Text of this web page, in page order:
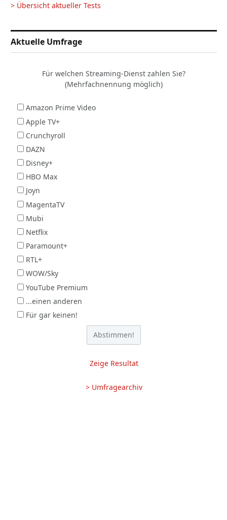
> Übersicht aktueller Tests
Aktuelle Umfrage
Für welchen Streaming-Dienst zahlen Sie?
(Mehrfachnennung möglich)
Amazon Prime Video
Apple TV+
Crunchyroll
DAZN
Disney+
HBO Max
Joyn
MagentaTV
Mubi
Netflix
Paramount+
RTL+
WOW/Sky
YouTube Premium
...einen anderen
Für gar keinen!
Zeige Resultat
> Umfragearchiv